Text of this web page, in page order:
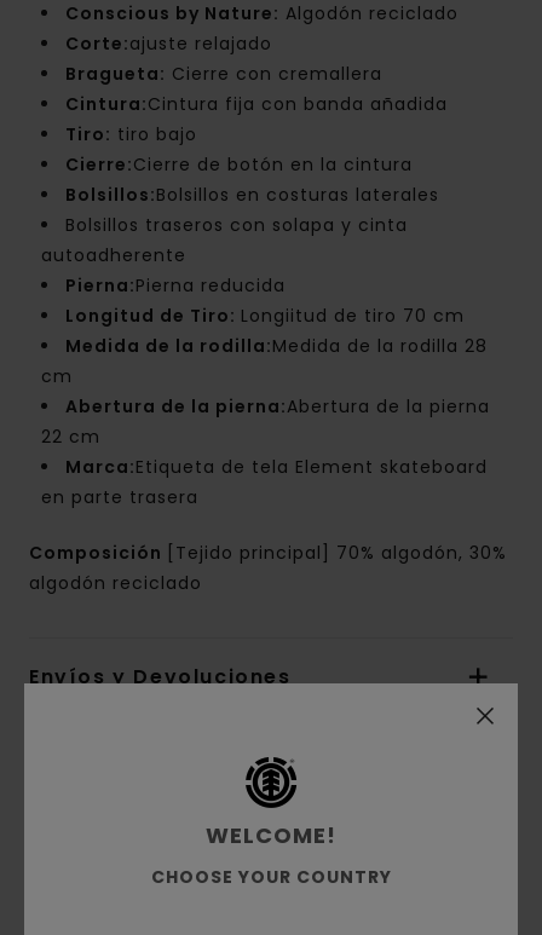
Conscious by Nature: Algodón reciclado
Corte:ajuste relajado
Bragueta: Cierre con cremallera
Cintura:Cintura fija con banda añadida
Tiro: tiro bajo
Cierre:Cierre de botón en la cintura
Bolsillos:Bolsillos en costuras laterales
Bolsillos traseros con solapa y cinta
autoadherente
Pierna:Pierna reducida
Longitud de Tiro: Longiitud de tiro 70 cm
Medida de la rodilla:Medida de la rodilla 28
cm
Abertura de la pierna:Abertura de la pierna
22 cm
Marca:Etiqueta de tela Element skateboard
en parte trasera
Composición
[Tejido principal] 70% algodón, 30%
algodón reciclado
Envíos y Devoluciones
Reseñas de los clientes
WELCOME!
CHOOSE YOUR COUNTRY